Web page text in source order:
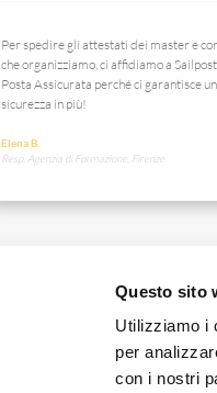
Questo sito
Utilizziamo i
per
con i nostri
Per spedire gli attestati dei master e
che organizziamo, ci affidiamo a
Posta Assicurata perché ci garantisce
sicurezza in più!
Elena B.
Resp. Agenzia di Formazione, Firenze